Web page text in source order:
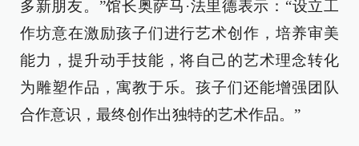
多新朋友。”馆长奥萨马·法里德表示：“设立工
作坊意在激励孩子们进行艺术创作，培养审美
能力，提升动手技能，将自己的艺术理念转化
为雕塑作品，寓教于乐。孩子们还能增强团队
合作意识，最终创作出独特的艺术作品。”